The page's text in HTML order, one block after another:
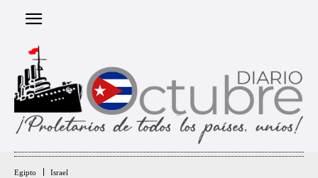
Egipto Israel